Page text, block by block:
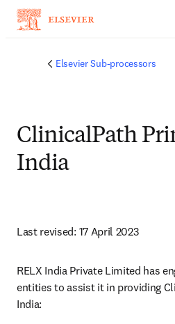
Elsevier Sub-processors
ClinicalPath
India
Last revised: 17 April 2023
RELX India Private Limited has
entities to assist it in providing
India: